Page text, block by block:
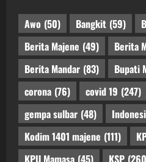
Awo (50) Bangkit (59)
Berita Majene (49) Berita
Berita Mandar (83) Bupati
corona (76) covid 19 (247)
gempa sulbar (48)
Kodim 1401 majene (111)
KPU Mamasa (45) KSP